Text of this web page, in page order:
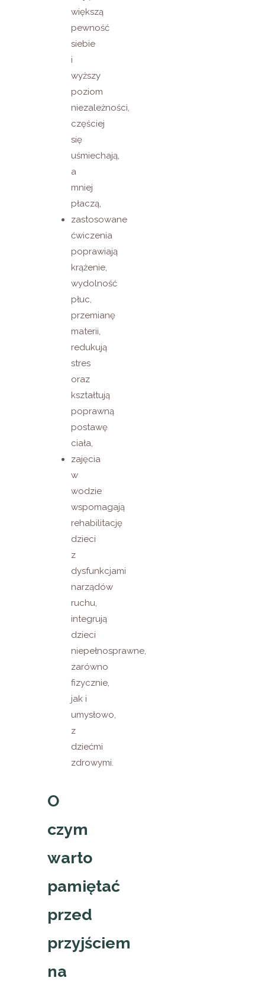
większą
pewność
siebie
i
wyższy
poziom
niezależności,
częściej
się
uśmiechają,
a
mniej
płaczą,
zastosowane
ćwiczenia
poprawiają
krążenie,
wydolność
płuc,
przemianę
materii,
redukują
stres
oraz
kształtują
poprawną
postawę
ciała,
zajęcia
w
wodzie
wspomagają
rehabilitację
dzieci
z
dysfunkcjami
narządów
ruchu,
integrują
dzieci
niepełnosprawne,
zarówno
fizycznie,
jak i
umysłowo,
z
dziećmi
zdrowymi.
O
czym
warto
pamiętać
przed
przyjściem
na